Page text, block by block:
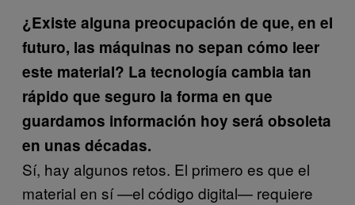
¿Existe alguna preocupación de que, en el
futuro, las máquinas no sepan cómo leer
este material? La tecnología cambia tan
rápido que seguro la forma en que
guardamos información hoy será obsoleta
en unas décadas.
Sí, hay algunos retos. El primero es que el
material en sí —el código digital— requiere